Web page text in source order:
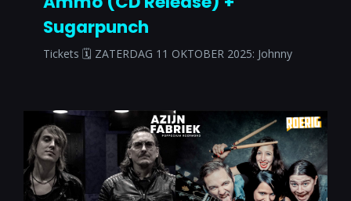
Sugarpunch
Tickets 🗓 ZATERDAG 11 OKTOBER 2025: Johnny